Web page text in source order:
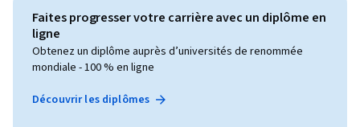
Faites progresser votre carrière avec un diplôme en
ligne
Obtenez un diplôme auprès d’universités de renommée
mondiale - 100 % en ligne
Découvrir les diplômes